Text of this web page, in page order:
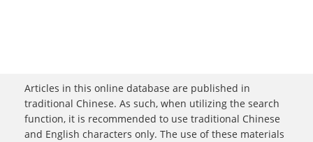
Articles in this online database are published in
traditional Chinese. As such, when utilizing the search
function, it is recommended to use traditional Chinese
and English characters only. The use of these materials